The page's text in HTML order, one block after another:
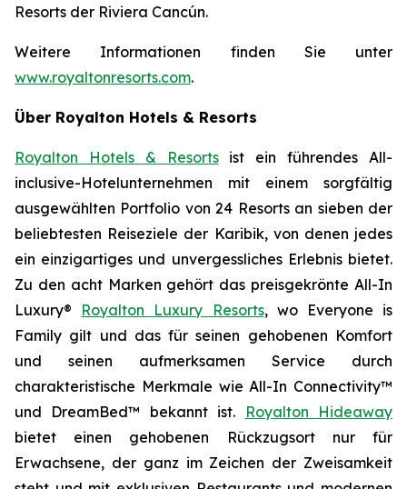
Resorts der Riviera Cancún.
Weitere Informationen finden Sie unter
www.royaltonresorts.com.
Über Royalton Hotels & Resorts
Royalton Hotels & Resortsist ein führendes All-
inclusive-Hotelunternehmen mit einem sorgfältig
ausgewählten Portfolio von 24 Resorts an sieben der
beliebtesten Reiseziele der Karibik, von denen jedes
ein einzigartiges und unvergessliches Erlebnis bietet.
Zu den acht Marken gehört das preisgekrönte All-In
Luxury® Royalton Luxury Resorts, wo Everyone is
Family gilt und das für seinen gehobenen Komfort
und seinen aufmerksamen Service durch
charakteristische Merkmale wie All-In Connectivity™
und DreamBed™ bekannt ist.
Royalton Hideaway
bietet einen gehobenen Rückzugsort nur für
Erwachsene, der ganz im Zeichen der Zweisamkeit